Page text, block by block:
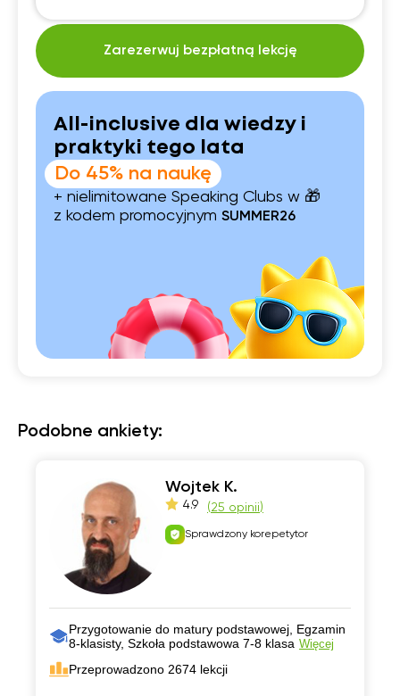
Zarezerwuj bezpłatną lekcję
All-inclusive dla wiedzy i
praktyki tego lata
Do 45% na naukę
+ nielimitowane Speaking Clubs w 🎁
z kodem promocyjnym SUMMER26
Podobne ankiety:
Wojtek K.
4.9 (25 opinii)
Sprawdzony korepetytor
Przygotowanie do matury podstawowej, Egzamin
8-klasisty, Szkoła podstawowa 7-8 klasa Więcej
Przeprowadzono 2674 lekcji